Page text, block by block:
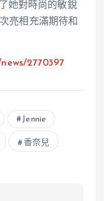
她對時尚的敏銳
亮相充滿期待和
2770397
Jennie
香奈兒